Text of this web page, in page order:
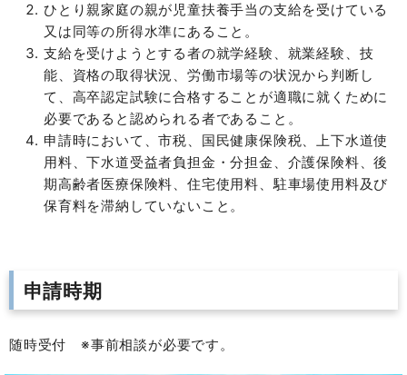
ひとり親家庭の親が児童扶養手当の支給を受けている
又は同等の所得水準にあること。
支給を受けようとする者の就学経験、就業経験、技
能、資格の取得状況、労働市場等の状況から判断し
て、高卒認定試験に合格することが適職に就くために
必要であると認められる者であること。
申請時において、市税、国民健康保険税、上下水道使
用料、下水道受益者負担金・分担金、介護保険料、後
期高齢者医療保険料、住宅使用料、駐車場使用料及び
保育料を滞納していないこと。
申請時期
随時受付 ※事前相談が必要です。